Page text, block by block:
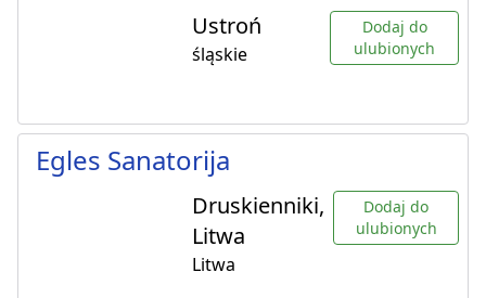
Ustroń
śląskie
Dodaj do
ulubionych
Egles Sanatorija
Druskienniki,
Litwa
Litwa
Dodaj do
ulubionych